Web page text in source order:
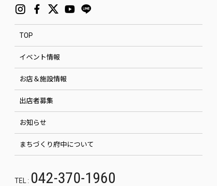
TOP
イベント情報
お店＆施設情報
出店者募集
お知らせ
まちづくり府中について
TEL : 042-370-1960